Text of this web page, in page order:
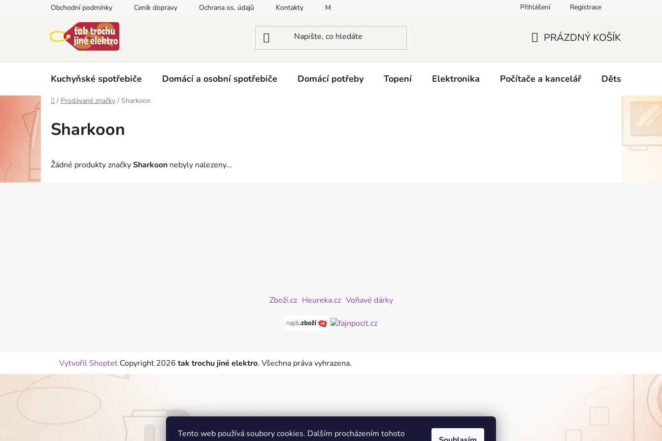
Tento web používá soubory cookies. Dalším procházením tohoto
Obchodní podmínky Ceník dopravy Ochrana os. údajů Kontakty Moje objednávka Přihlášení Registrace
KOŠÍK
PRÁZDNÝ KOŠÍK
Kuchyňské spotřebiče Domácí a osobní spotřebiče Domácí potřeby Topení Elektronika Počítače a kancelář Dětské zboží
Domů
/ Prodávané značky / Sharkoon
Sharkoon
Žádné produkty značkySharkoon nebyly nalezeny...
Zboží.cz Heureka.cz Voňavé dárky
Vytvořil Shoptet Copyright 2026 tak trochu jiné elektro. Všechna práva vyhrazena.